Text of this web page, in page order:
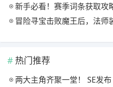
新手必看！赛季词条获取攻
冒险寻宝击败魔王后，法师
热门推荐
两大主角齐聚一堂！ SE发布《